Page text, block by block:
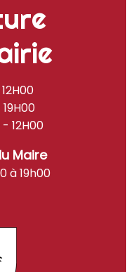
12H00
Maire
à 19h00